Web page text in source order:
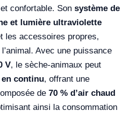
confortable. Son système de
et lumière ultraviolette
les accessoires propres,
Avec une puissance
V, le sèche-animaux peut
en continu, offrant une
de 70 % d’air chaud
ainsi la consommation